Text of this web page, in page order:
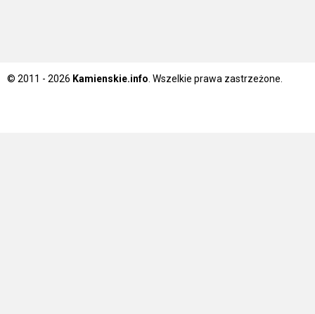
© 2011 - 2026 Kamienskie.info . Wszelkie prawa zastrzeżone.